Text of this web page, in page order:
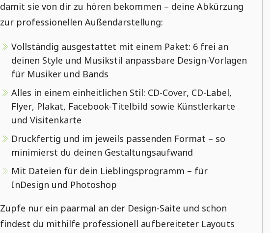
damit sie von dir zu hören bekommen – deine Abkürzung
zur professionellen Außendarstellung:
Vollständig ausgestattet mit einem Paket: 6 frei an
deinen Style und Musikstil anpassbare Design-Vorlagen
für Musiker und Bands
Alles in einem einheitlichen Stil: CD-Cover, CD-Label,
Flyer, Plakat, Facebook-Titelbild sowie Künstlerkarte
und Visitenkarte
Druckfertig und im jeweils passenden Format – so
minimierst du deinen Gestaltungsaufwand
Mit Dateien für dein Lieblingsprogramm – für
InDesign und Photoshop
Zupfe nur ein paarmal an der Design-Saite und schon
findest du mithilfe professionell aufbereiteter Layouts